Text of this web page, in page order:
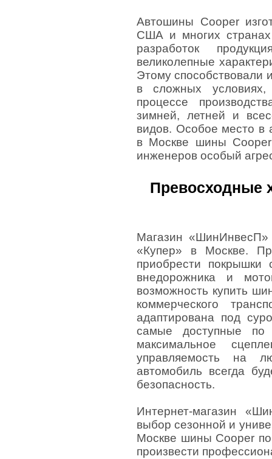
Автошины Cooper
США и многих
разработок
великолепные
Этому способствовали
в сложных
процессе
зимней, летней и
видов. Особое место в
в Москве шины Cooper
инженеров особый
Превосходные
Магазин
«Купер» в Москве.
приобрести
внедорожника и
возможность купить
коммерческого
адаптирована под
самые доступные по
максимальное
управляемость на
автомобиль всегда
безопасность.
Интернет-магазин
выбор сезонной и
Москве шины Cooper
произвести